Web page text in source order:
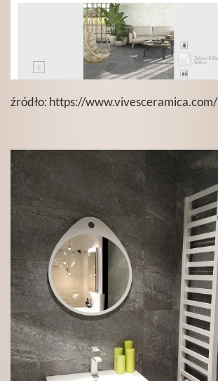
źródło: https://www.vivesceramica.com/